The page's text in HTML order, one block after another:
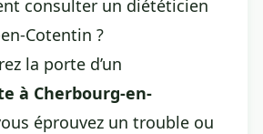
consulter un diététicien
Cotentin ?
la porte d’un
à Cherbourg-en-
éprouvez un trouble ou